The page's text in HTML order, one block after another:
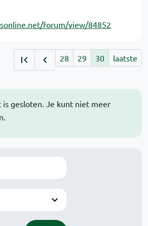
is gesloten. Je kunt niet meer
forum/view/84852
28 29 30 laatste